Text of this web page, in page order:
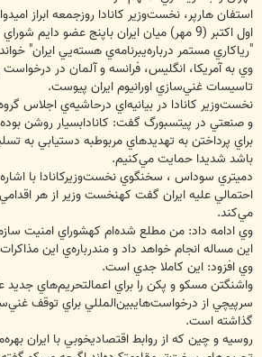
استفان هارپر، نخست‌وزير كانادا روزجمعه ابراز
اول اكتبر (9 مهر) ميان ايران باپنج عضو دايم
"رياكاري مستمر درباره‌يبرنامه‌ي هسته‌يي ايران"
وي به آمريكا، انگليس، ‌فرانسه و آلمان در
تاسيسات غني‌سازي اورانيوم ايران پيوست.
و صنعتي در پيتسبورگ گفت: كانادابسيار روشن
براي پرداختن به تهديدهاي مربوطبه دستيابي به
باشد شديدا حمايت مي‌كنيم.
دميتري سوداس ، سخنگوي نخست‌وزيركانادا با
احتمالي عليه ايران گفت كهنخست وزير از هر
مي‌كند.
وي ادامه داد: من مطلع شده‌ام كهشوراي امنيت
اين مساله انجام خواهد داد و مندرباره‌ي اين
وي افزود: اين كاملا جدي است.
واشنگتن مسكو و پكن را براي اعمالتحريم‌هاي جديد
سرپيچي از درخواست‌هايبين‌المللي براي توقف
گذاشته است.
روسيه و چين كه از روابط اقتصاديخوبي با ايران